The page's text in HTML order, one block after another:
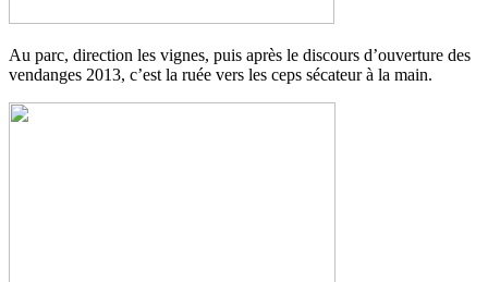
Au parc, direction les vignes, puis après le discours d’ouverture des
vendanges 2013, c’est la ruée vers les ceps sécateur à la main.